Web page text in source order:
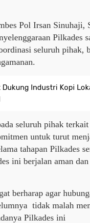
Pol Irsan
Pilkades
seluruh pihak,
Industri Kopi
seluruh pihak
untuk turut
tahapan Pilkades
ini berjalan aman
berharap agar
tidak malah
Pilkades ini